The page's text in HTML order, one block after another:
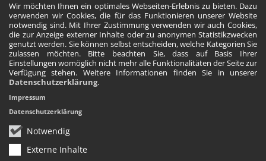
Wir möchten Ihnen ein optimales Webseiten-Erlebnis zu bieten. Dazu
verwenden wir Cookies, die für das Funktionieren unserer Website
notwendig sind. Mit Ihrer Zustimmung verwenden wir auch Cookies,
die zur Anzeige externer Inhalte oder zu anonymen Statistikzwecken
genutzt werden. Sie können selbst entscheiden, welche Kategorien Sie
zulassen möchten. Bitte beachten Sie, dass auf Basis Ihrer
Einstellungen womöglich nicht mehr alle Funktionalitäten der Seite zur
Verfügung stehen. Weitere Informationen finden Sie in unserer
Datenschutzerklärung.
Notwendig
Externe Inhalte
Impressum
Datenschutzerklärung